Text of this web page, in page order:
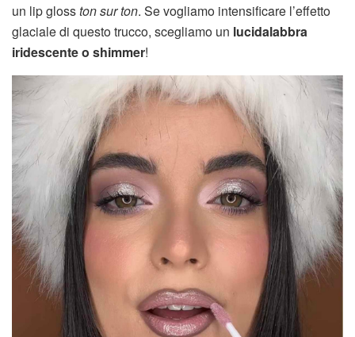
un lip glosston sur ton. Se vogliamo intensificare l’effetto
glaciale di questo trucco, scegliamo un lucidalabbra
iridescente o shimmer!